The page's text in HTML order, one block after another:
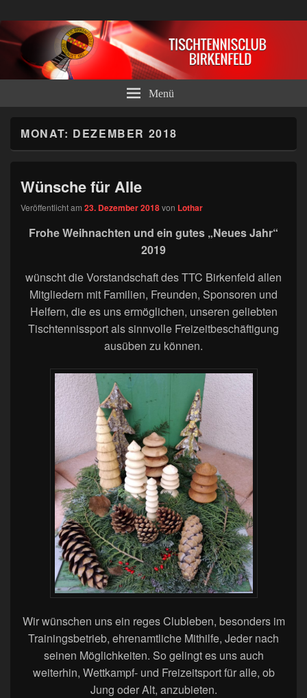
Tischtennisclub Birkenfeld e.V.
Menü
MONAT: DEZEMBER 2018
Wünsche für Alle
Veröffentlicht am 23. Dezember 2018von Lothar
Frohe Weihnachten und ein gutes „Neues Jahr“
2019
wünscht die Vorstandschaft des TTC Birkenfeld allen
Mitgliedern mit Familien, Freunden, Sponsoren und
Helfern, die es uns ermöglichen, unseren geliebten
Tischtennissport als sinnvolle Freizeitbeschäftigung
ausüben zu können.
Wir wünschen uns ein reges Clubleben, besonders im
Trainingsbetrieb, ehrenamtliche Mithilfe, Jeder nach
seinen Möglichkeiten. So gelingt es uns auch
weiterhin, Wettkampf- und Freizeitsport für alle, ob
Jung oder Alt, anzubieten.